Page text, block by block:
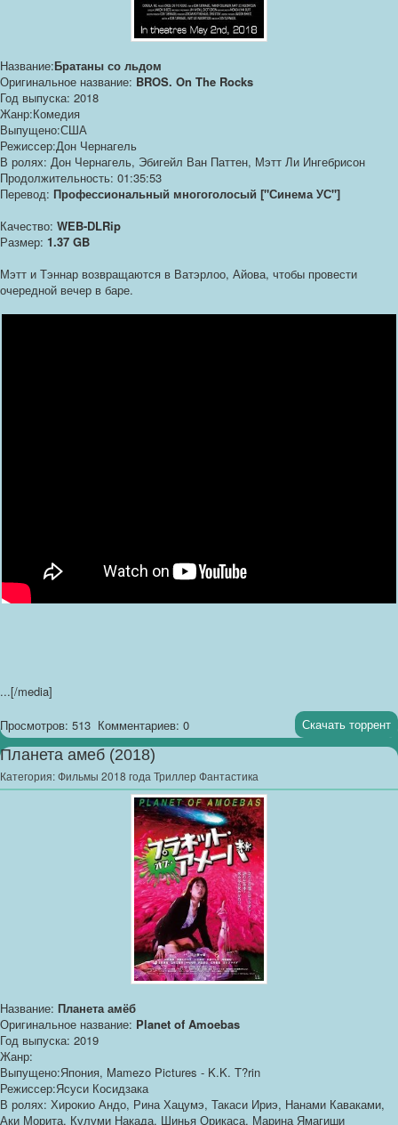
Название:Братаны со льдом
Оригинальное название: BROS. On The Rocks
Год выпуска: 2018
Жанр:Комедия
Выпущено:США
Режиссер:Дон Чернагель
В ролях: Дон Чернагель, Эбигейл Ван Паттен, Мэтт Ли Ингебрисон
Продолжительность: 01:35:53
Перевод: Профессиональный многоголосый ["Синема УС"]
Качество: WEB-DLRip
Размер: 1.37 GB
Мэтт и Тэннар возвращаются в Ватэрлоо, Айова, чтобы провести
очередной вечер в баре.
...[/media]
Просмотров: 513 Комментариев: 0 Скачать торрент
Планета амеб (2018)
Категория:Фильмы 2018 года Триллер Фантастика
Название: Планета амёб
Оригинальное название: Planet of Amoebas
Год выпуска: 2019
Жанр:
Выпущено:Япония, Mamezo Pictures - K.K. T?rin
Режиссер:Ясуси Косидзака
В ролях: Хирокио Андо, Рина Хацумэ, Такаси Ириэ, Нанами Каваками,
Аки Морита, Кулуми Накада, Шинья Орикаса, Марина Ямагиши